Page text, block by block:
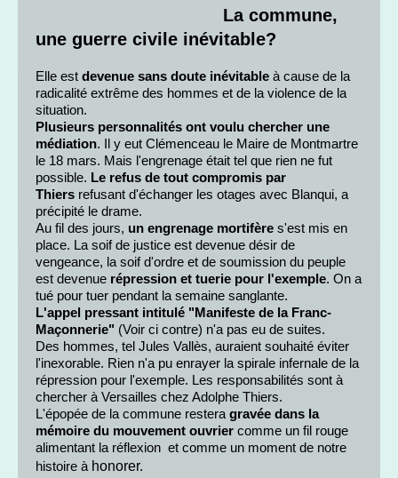
La commune,
une guerre civile inévitable?
Elle est devenue sans doute inévitable à cause de la
radicalité extrême des hommes et de la violence de la
situation.
Plusieurs personnalités ont voulu chercher une
médiation. Il y eut Clémenceau le Maire de Montmartre
le 18 mars. Mais l'engrenage était tel que rien ne fut
possible. Le refus de tout compromis par
Thiers refusant d'échanger les otages avec Blanqui, a
précipité le drame.
Au fil des jours, un engrenage mortifère s'est mis en
place. La soif de justice est devenue désir de
vengeance, la soif d'ordre et de soumission du peuple
est devenue répression et tuerie pour l'exemple. On a
tué pour tuer pendant la semaine sanglante.
L'appel pressant intitulé "Manifeste de la Franc-
Maçonnerie" (Voir ci contre) n'a pas eu de suites.
Des hommes, tel Jules Vallès, auraient souhaité éviter
l'inexorable. Rien n'a pu enrayer la spirale infernale de la
répression pour l'exemple. Les responsabilités sont à
chercher à Versailles chez Adolphe Thiers.
L'épopée de la commune restera gravée dans la
mémoire du mouvement ouvrier comme un fil rouge
alimentant la réflexion et comme un moment de notre
histoire à honorer.